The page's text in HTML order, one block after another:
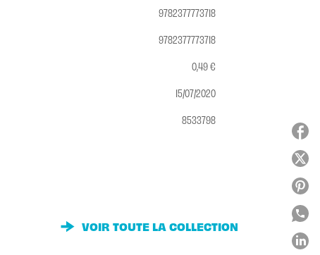
9782377773718
9782377773718
0,49 €
15/07/2020
8533798
VOIR TOUTE LA COLLECTION